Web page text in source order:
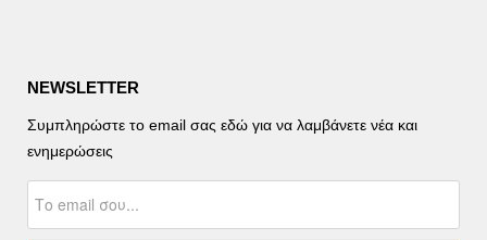
NEWSLETTER
Συμπληρώστε το email σας εδώ για να λαμβάνετε νέα και
ενημερώσεις